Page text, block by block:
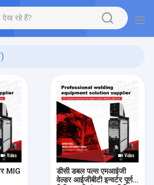
MIG
डीसी डबल पल्स एमआईजी
वेल्डर आईजीबीटी इन्वर्टर पूर्ण